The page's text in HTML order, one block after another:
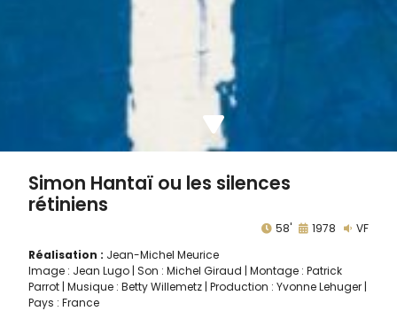
Simon Hantaï ou les silences
rétiniens
58' 1978
VF
Réalisation : Jean-Michel Meurice
Image : Jean Lugo | Son : Michel Giraud | Montage : Patrick
Parrot | Musique : Betty Willemetz | Production : Yvonne Lehuger |
Pays : France